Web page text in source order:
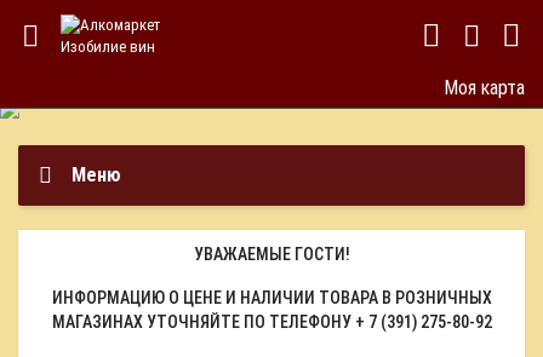
Моя карта
Меню
УВАЖАЕМЫЕ ГОСТИ!
ИНФОРМАЦИЮ О ЦЕНЕ И НАЛИЧИИ ТОВАРА В РОЗНИЧНЫХ
МАГАЗИНАХ УТОЧНЯЙТЕ ПО ТЕЛЕФОНУ + 7 (391) 275-80-92